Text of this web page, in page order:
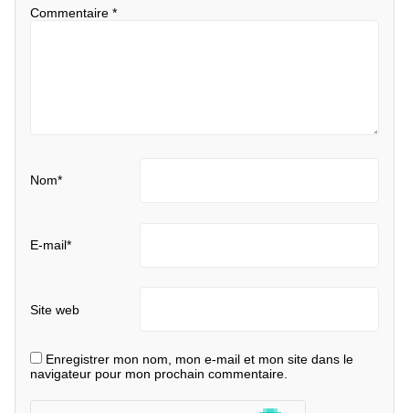
Commentaire *
Nom*
E-mail*
Site web
Enregistrer mon nom, mon e-mail et mon site dans le
navigateur pour mon prochain commentaire.